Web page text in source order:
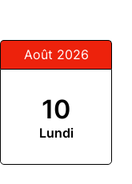
Août 2026
10
Lundi